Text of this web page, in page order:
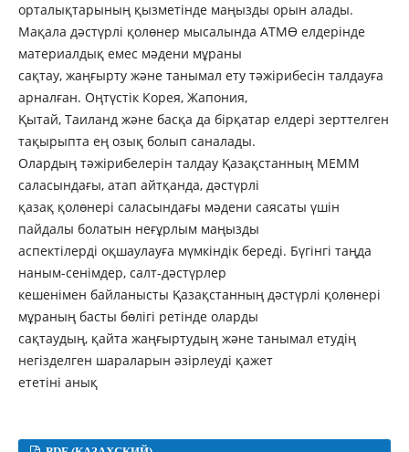
орталықтарының қызметінде маңызды орын алады.
Мақала дәстүрлі қолөнер мысалында АТМӨ елдерінде
материалдық емес мәдени мұраны
сақтау, жаңғырту және танымал ету тәжірибесін талдауға
арналған. Оңтүстік Корея, Жапония,
Қытай, Таиланд және басқа да бірқатар елдері зерттелген
тақырыпта ең озық болып саналады.
Олардың тәжірибелерін талдау Қазақстанның МЕММ
саласындағы, атап айтқанда, дәстүрлі
қазақ қолөнері саласындағы мәдени саясаты үшін
пайдалы болатын неғұрлым маңызды
аспектілерді оқшаулауға мүмкіндік береді. Бүгінгі таңда
наным-сенімдер, салт-дәстүрлер
кешенімен байланысты Қазақстанның дәстүрлі қолөнері
мұраның басты бөлігі ретінде оларды
сақтаудың, қайта жаңғыртудың және танымал етудің
негізделген шараларын әзірлеуді қажет
ететіні анық